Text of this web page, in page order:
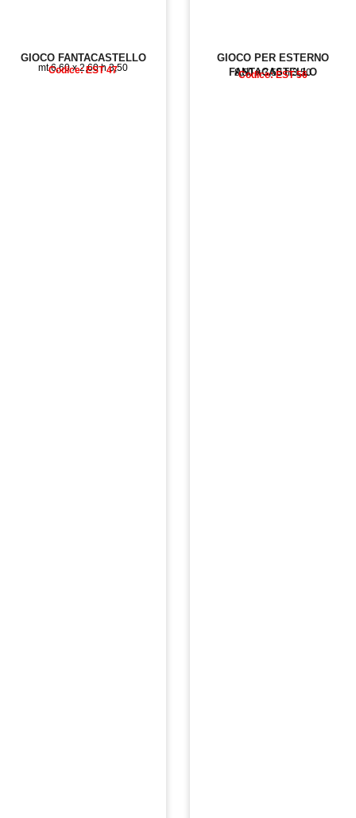
GIOCO FANTACASTELLO
mt 6,60 x 2,60 h 3,50
Codice: EST 47
GIOCO PER ESTERNO
FANTACASTELLO
8,50 x 3,50 h 3,50
Codice: EST 56